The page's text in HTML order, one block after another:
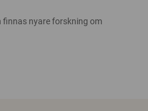
finnas nyare forskning om